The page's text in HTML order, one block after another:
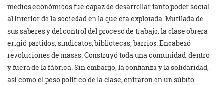
medios económicos fue capaz de desarrollar tanto poder social
al interior de la sociedad en la que era explotada. Mutilada de
sus saberes y del control del proceso de trabajo, la clase obrera
erigió partidos, sindicatos, bibliotecas, barrios. Encabezó
revoluciones de masas. Construyó toda una comunidad, dentro
y fuera de la fábrica. Sin embargo, la confianza y la solidaridad,
así como el peso político de la clase, entraron en un súbito